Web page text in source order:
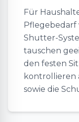
Für
Pflegebedarf
Shutter-
tauschen
den festen
kontrollieren
sowie die